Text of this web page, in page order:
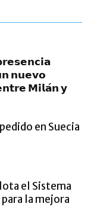
𝗻𝘂𝗲𝘃𝗼
𝗠𝗶𝗹𝗮́𝗻 𝘆
en Suecia
el Sistema
la mejora